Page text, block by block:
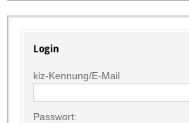
Login
kiz-Kennung/E-Mail
Passwort: